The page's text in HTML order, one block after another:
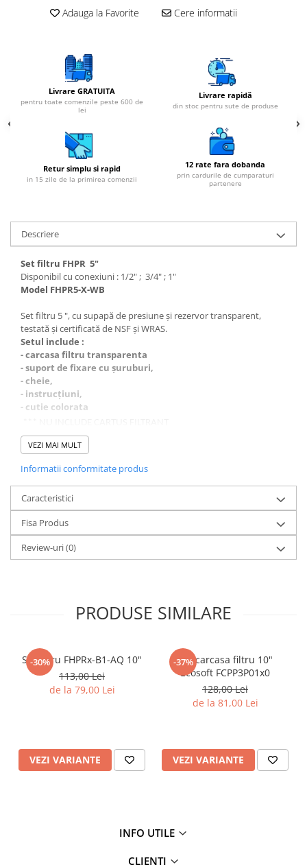
Microfiltrare
Osmoza inversa
Sisteme fara pompa de presiune
Sisteme cu pompa de presiune
Sisteme cu flux direct
Sisteme profesionale
Zeolit / Turbidex
Filter AG
Eliminare nitriti / nitrati
Pompe dozatoare
Componente si accesorii
Baterii purificator
Chei strangere
Cleme si suporti
Conectori si fitinguri
Componente filtre
Furtun
Garnituri si oringuri
Surse alimentare
Rezervoare
Medii de filtrare
Pompe de presiune
Accesorii diverse
Adauga la Favorite Cere informatii
Livrare GRATUITA
pentru toate comenzile peste 600 de
lei
Livrare rapidă
din stoc pentru sute de produse
Retur simplu si rapid
in 15 zile de la primirea comenzii
12 rate fara dobanda
prin cardurile de cumparaturi
partenere
Descriere
Set filtru FHPR 5"
Disponibil cu conexiuni : 1/2" ; 3/4" ; 1"
Model FHPR5-X-WB
Set filtru 5 ", cu supapă de presiune și rezervor transparent,
testată și certificată de NSF și WRAS.
Setul include :
- carcasa filtru transparenta
- suport de fixare cu șuruburi,
- cheie,
- instrucțiuni,
- cutie colorata
Cartuse compatibile : 2 1/2” x 5" (12,5 cm x 6,5 cm)
Dimensiuni (cm) : 23.5 x 10.5
Presiune [bar] : 6 (90 psi)
Temp.[°C] : 2 - 45
VEZI MAI MULT
Informatii conformitate produs
Caracteristici
Fisa Produs
Review-uri(0)
PRODUSE SIMILARE
-30%
Set filtru FHPRx-B1-AQ 10"
113,00 Lei
de la 79,00 Lei
VEZI VARIANTE
-37%
Set carcasa filtru 10"
Ecosoft FCPP3P01x0
128,00 Lei
de la 81,00 Lei
VEZI VARIANTE
INFO UTILE
CLIENTI